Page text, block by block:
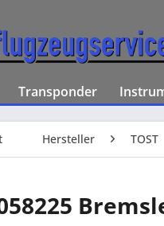
Transponder
Hersteller TOST